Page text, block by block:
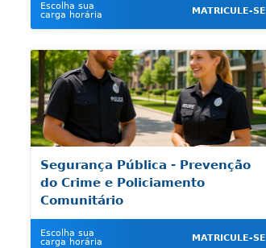
Escolha sua
carga horária
MATRICULE-SE
Segurança Pública - Prevenção
do Crime e Policiamento
Comunitário
Escolha sua
carga horária
MATRICULE-SE